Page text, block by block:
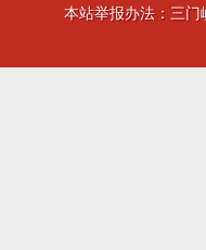
本站举报办法：三